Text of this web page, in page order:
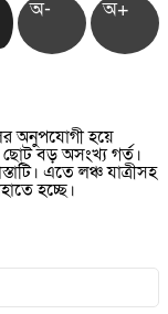
অ- অ+
অনুপযোগী হয়ে
ছোট বড় অসংখ্য গর্ত।
এতে লঞ্চ যাত্রীসহ
হচ্ছে।